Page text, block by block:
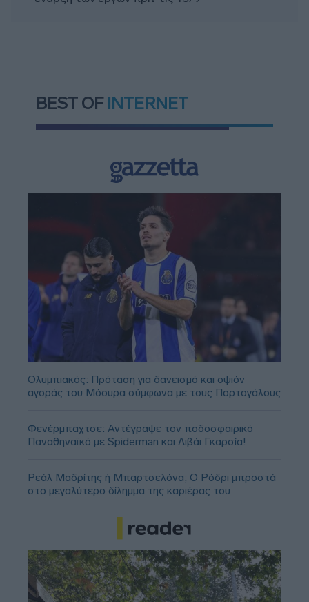
BEST OF INTERNET
Ολυμπιακός: Πρόταση για δανεισμό και οψιόν
αγοράς του Μόουρα σύμφωνα με τους Πορτογάλους
Φενέρμπαχτσε: Αντέγραψε τον ποδοσφαιρικό
Παναθηναϊκό με Spiderman και Λιβάι Γκαρσία!
Ρεάλ Μαδρίτης ή Μπαρτσελόνα; Ο Ρόδρι μπροστά
στο μεγαλύτερο δίλημμα της καριέρας του